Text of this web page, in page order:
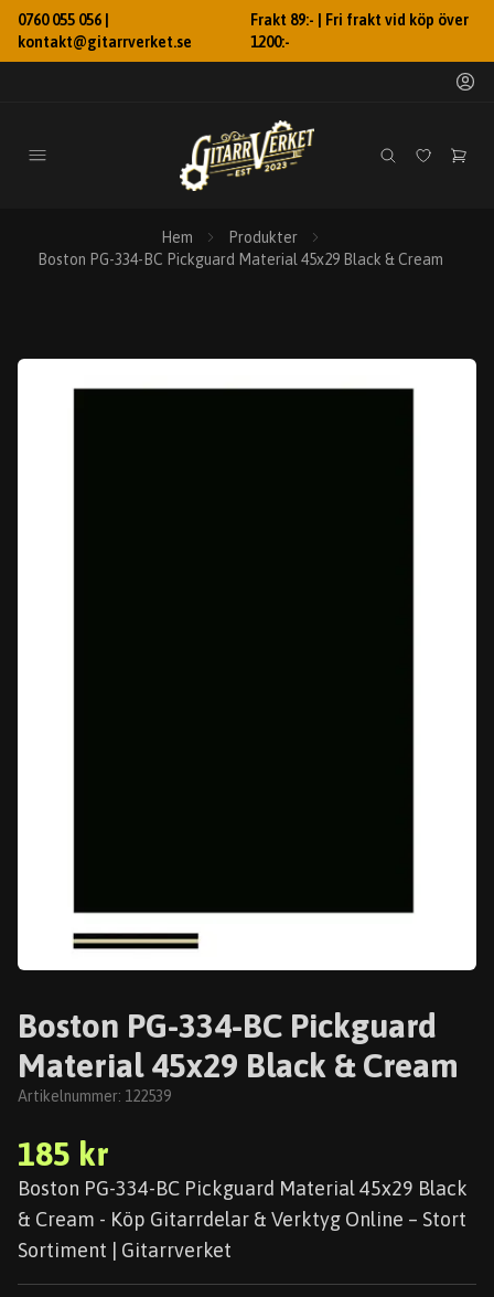
0760 055 056 |
kontakt@gitarrverket.se
Frakt 89:- | Fri frakt vid köp över
1200:-
Hem
Produkter
Boston PG-334-BC Pickguard Material 45x29 Black & Cream
Boston PG-334-BC Pickguard
Material 45x29 Black & Cream
Artikelnummer: 122539
185 kr
Boston PG-334-BC Pickguard Material 45x29 Black
& Cream - Köp Gitarrdelar & Verktyg Online – Stort
Sortiment | Gitarrverket